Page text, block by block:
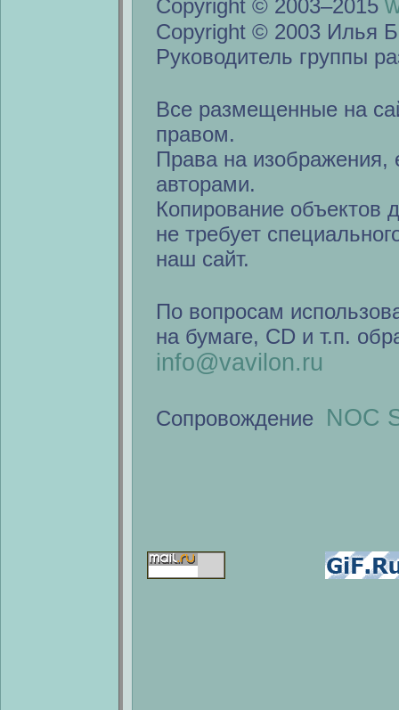
Copyright © 2003–2015
Copyright © 2003 Илья
Руководитель группы
Все размещенные на
правом.
Права на изображения,
авторами.
Копирование объектов
не требует
наш сайт.
По вопросам
на бумаге, CD и т.п.
info@vavilon.ru
Сопровождение NOC